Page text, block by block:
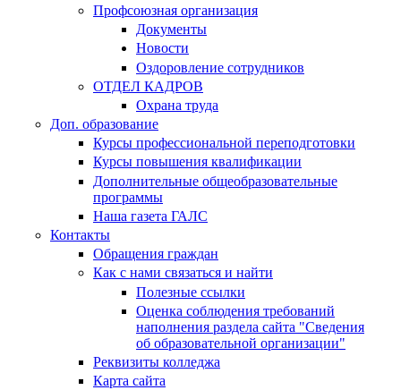
Профсоюзная организация
Документы
Новости
Оздоровление сотрудников
ОТДЕЛ КАДРОВ
Охрана труда
Доп. образование
Курсы профессиональной переподготовки
Курсы повышения квалификации
Дополнительные общеобразовательные
программы
Наша газета ГАЛС
Контакты
Обращения граждан
Как с нами связаться и найти
Полезные ссылки
Оценка соблюдения требований
наполнения раздела сайта "Сведения
об образовательной организации"
Реквизиты колледжа
Карта сайта